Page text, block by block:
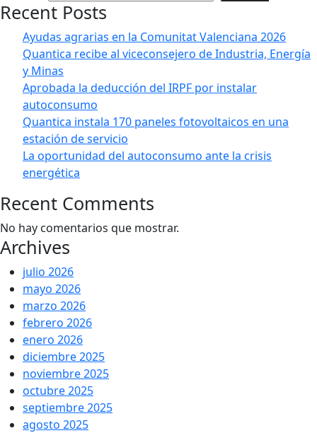
Recent Posts
Ayudas agrarias en la Comunitat Valenciana 2026
Quantica recibe al viceconsejero de Industria, Energía
y Minas
Aprobada la deducción del IRPF por instalar
autoconsumo
Quantica instala 170 paneles fotovoltaicos en una
estación de servicio
La oportunidad del autoconsumo ante la crisis
energética
Recent Comments
No hay comentarios que mostrar.
Archives
julio 2026
mayo 2026
marzo 2026
febrero 2026
enero 2026
diciembre 2025
noviembre 2025
octubre 2025
septiembre 2025
agosto 2025